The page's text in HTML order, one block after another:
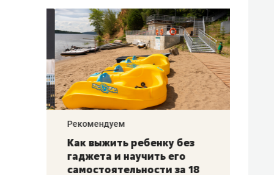
Рекомендуем
Как выжить ребенку без
гаджета и научить его
самостоятельности за 18